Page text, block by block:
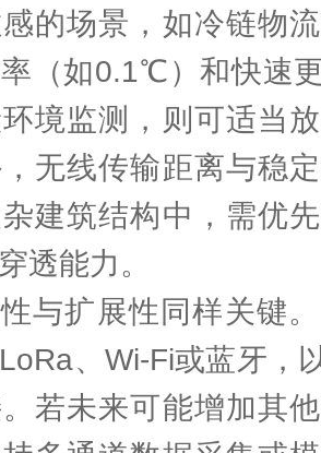
的场景，如冷链物
（如0.1℃）和快速
境监测，则可适当
无线传输距离与稳
建筑结构中，需优
透能力。
与扩展性同样关键
、Wi-Fi或蓝牙，
若未来可能增加其